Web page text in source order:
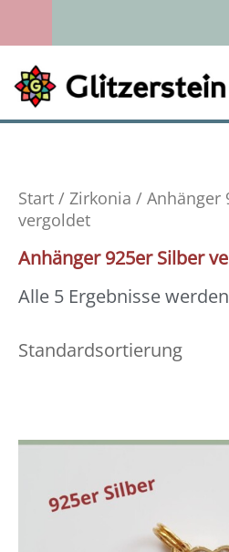
springen
Start / Zirkonia / Anhänger
vergoldet
Anhänger 925er Silber
Alle 5 Ergebnisse